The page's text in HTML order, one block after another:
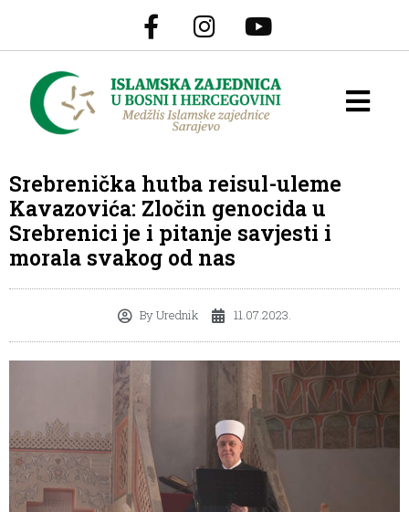
Srebrenička hutba reisul-uleme
Kavazovića: Zločin genocida u
Srebrenici je i pitanje savjesti i
morala svakog od nas
ByUrednik 11.07.2023.